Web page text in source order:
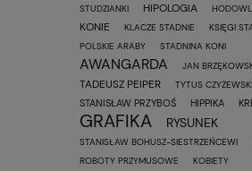
STUDZIANKI
HIPOLOGIA
KONIE KLACZE STADNIE
KSIĘGI
POLSKIE ARABY
STADNINA KONI
AWANGARDA JAN
TADEUSZ PEIPER TYTUS CZYŻEWSKI
STANISŁAW PRZYBOŚ HIPPIKA
GRAFIKA RYSUNEK
STANISŁAW BOHUSZ-SIESTRZEŃCEWI
ROBOTY PRZYMUSOWE
KOBIETY